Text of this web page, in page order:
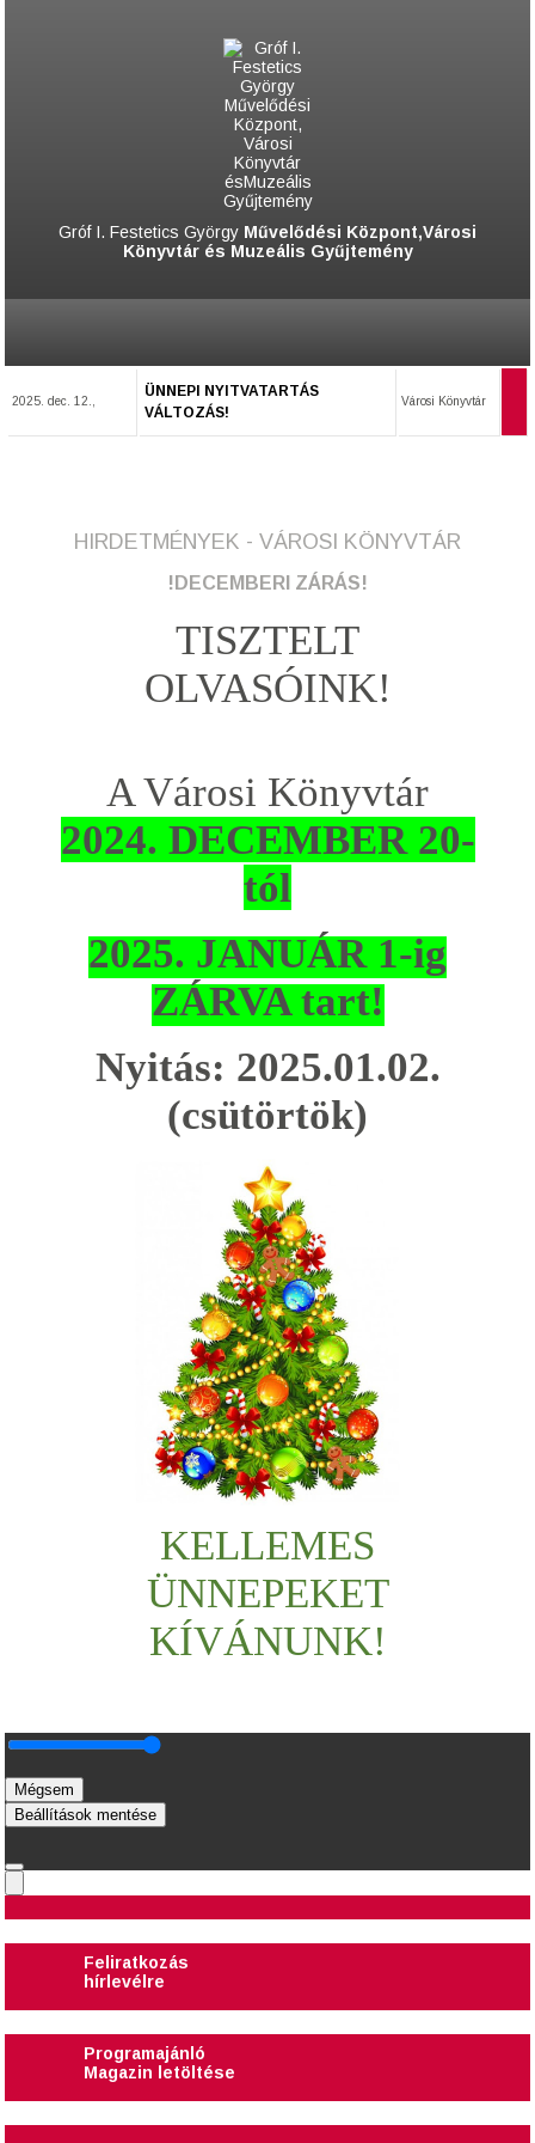
Gróf I. Festetics György Művelődési Központ,Városi
Könyvtár és Muzeális Gyűjtemény
2025. dec. 12.,
ÜNNEPI NYITVATARTÁS
VÁLTOZÁS!
Városi Könyvtár
HIRDETMÉNYEK - VÁROSI KÖNYVTÁR
!DECEMBERI ZÁRÁS!
TISZTELT
OLVASÓINK!
A Városi Könyvtár
2024. DECEMBER 20-
tól
2025. JANUÁR 1-ig
ZÁRVA tart!
Nyitás: 2025.01.02.
(csütörtök)
KELLEMES
ÜNNEPEKET
KÍVÁNUNK!
Mégsem
Beállítások mentése
Feliratkozás
hírlevélre
Programajánló
Magazin letöltése